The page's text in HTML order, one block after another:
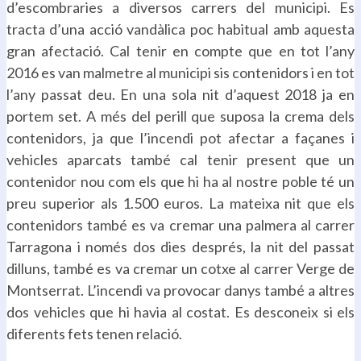
d’escombraries a diversos carrers del municipi. Es
tracta d’una acció vandàlica poc habitual amb aquesta
gran afectació. Cal tenir en compte que en tot l’any
2016 es van malmetre al municipi sis contenidors i en tot
l’any passat deu. En una sola nit d’aquest 2018 ja en
portem set. A més del perill que suposa la crema dels
contenidors, ja que l’incendi pot afectar a façanes i
vehicles aparcats també cal tenir present que un
contenidor nou com els que hi ha al nostre poble té un
preu superior als 1.500 euros. La mateixa nit que els
contenidors també es va cremar una palmera al carrer
Tarragona i només dos dies després, la nit del passat
dilluns, també es va cremar un cotxe al carrer Verge de
Montserrat. L’incendi va provocar danys també a altres
dos vehicles que hi havia al costat. Es desconeix si els
diferents fets tenen relació.